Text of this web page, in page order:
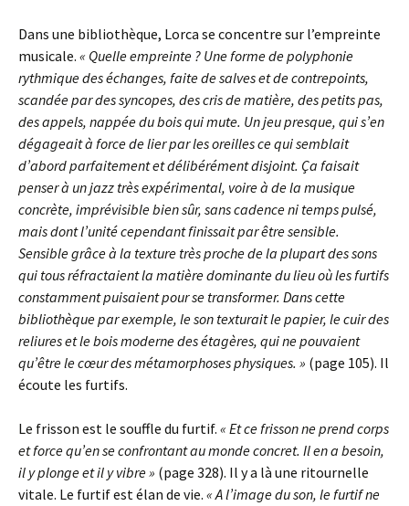
Dans une bibliothèque, Lorca se concentre sur l’empreinte
musicale. « Quelle empreinte ? Une forme de polyphonie
rythmique des échanges, faite de salves et de contrepoints,
scandée par des syncopes, des cris de matière, des petits pas,
des appels, nappée du bois qui mute. Un jeu presque, qui s’en
dégageait à force de lier par les oreilles ce qui semblait
d’abord parfaitement et délibérément disjoint. Ça faisait
penser à un jazz très expérimental, voire à de la musique
concrète, imprévisible bien sûr, sans cadence ni temps pulsé,
mais dont l’unité cependant finissait par être sensible.
Sensible grâce à la texture très proche de la plupart des sons
qui tous réfractaient la matière dominante du lieu où les furtifs
constamment puisaient pour se transformer. Dans cette
bibliothèque par exemple, le son texturait le papier, le cuir des
reliures et le bois moderne des étagères, qui ne pouvaient
qu’être le cœur des métamorphoses physiques. » (page 105). Il
écoute les furtifs.
Le frisson est le souffle du furtif. « Et ce frisson ne prend corps
et force qu’en se confrontant au monde concret. Il en a besoin,
il y plonge et il y vibre » (page 328). Il y a là une ritournelle
vitale. Le furtif est élan de vie. « A l’image du son, le furtif ne